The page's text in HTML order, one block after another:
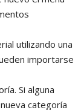
utilizando una
importarse
Si alguna
categoría